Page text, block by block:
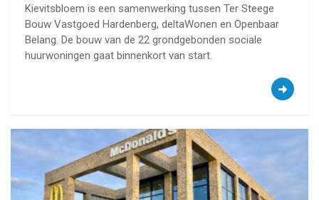
Kievitsbloem is een samenwerking tussen Ter Steege
Bouw Vastgoed Hardenberg, deltaWonen en Openbaar
Belang. De bouw van de 22 grondgebonden sociale
huurwoningen gaat binnenkort van start.